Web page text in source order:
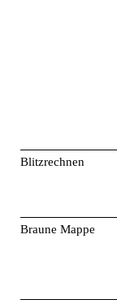
Blitzrechnen
Braune Mappe